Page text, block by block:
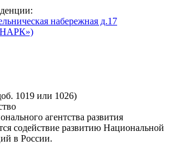
набережная д.17
1019 или 1026)
агентства развития
содействие развитию Национальной
в России.